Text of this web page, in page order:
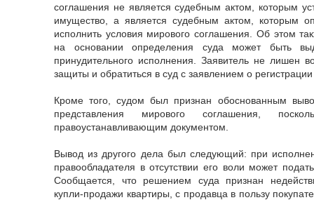
соглашения не является судебным актом, которым
имущество, а является судебным актом, которым
исполнить условия мирового соглашения. Об этом
на основании определения суда может быть
принудительного исполнения. Заявитель не лишен
защиты и обратиться в суд с заявлением о
Кроме того, судом был признан обоснованным
представления мирового соглашения,
правоустанавливающим документом.
Вывод из другого дела был следующий: при
правообладателя в отсутствии его воли может
Сообщается, что решением суда признан
купли-продажи квартиры, с продавца в пользу